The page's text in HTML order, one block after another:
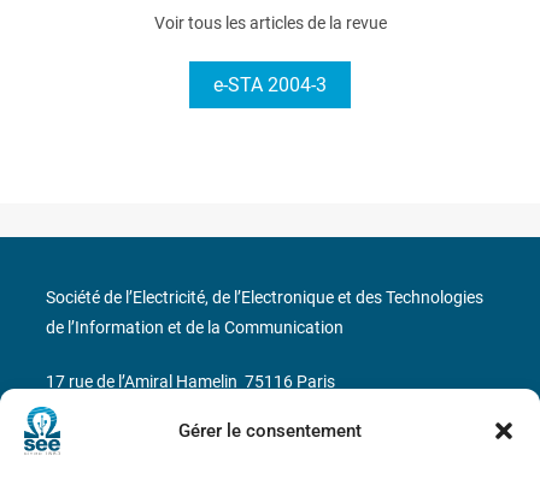
Gérer le consentement
Voir tous les articles de la revue
e-STA 2004-3
Société de l’Electricité, de l’Electronique et des Technologies
de l’Information et de la Communication
17 rue de l’Amiral Hamelin 75116 Paris
Métro : « Boissière » Ligne 6 et « Iéna » Ligne 9